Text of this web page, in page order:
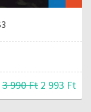
3 990 Ft 2 993 Ft